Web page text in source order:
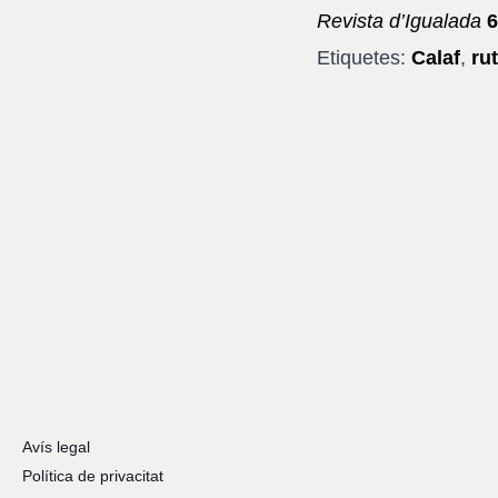
Revista d’Igualada
Etiquetes: Calaf,
Avís legal
Política de privacitat